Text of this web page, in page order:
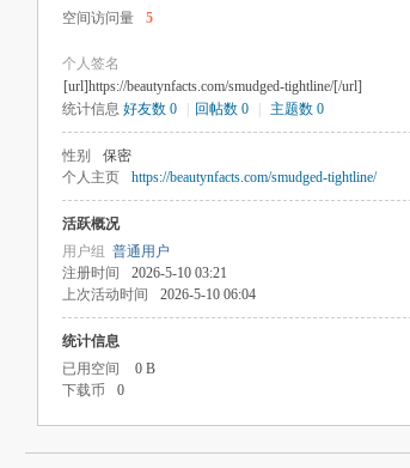
空间访问量
5
个人签名
[url]https://beautynfacts.com/smudged-tightline/[/url]
统计信息 好友数 0 回帖数 0 主题数 0
性别 保密
个人主页
https://beautynfacts.com/smudged-tightline/
活跃概况
用户组 普通用户
注册时间
2026-5-10 03:21
上次活动时间
2026-5-10 06:04
统计信息
已用空间
0 B
下载币
0